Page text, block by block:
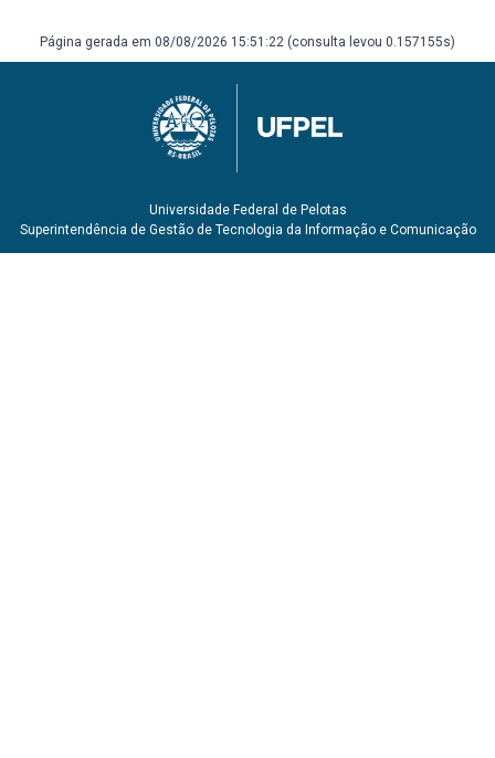
Página gerada em 08/08/2026 15:51:22 (consulta levou 0.157155s)
Universidade Federal de Pelotas
Superintendência de Gestão de Tecnologia da Informação e Comunicação